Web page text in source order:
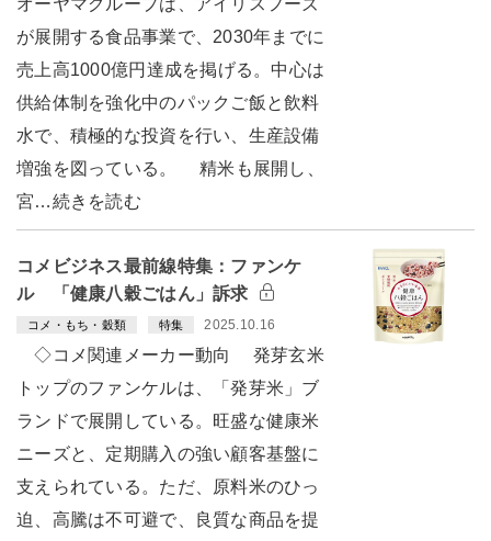
オーヤマグループは、アイリスフーズ
が展開する食品事業で、2030年までに
売上高1000億円達成を掲げる。中心は
供給体制を強化中のパックご飯と飲料
水で、積極的な投資を行い、生産設備
増強を図っている。 精米も展開し、
宮…続きを読む
コメビジネス最前線特集：ファンケ
ル 「健康八穀ごはん」訴求
コメ・もち・穀類 特集 2025.10.16
◇コメ関連メーカー動向 発芽玄米
トップのファンケルは、「発芽米」ブ
ランドで展開している。旺盛な健康米
ニーズと、定期購入の強い顧客基盤に
支えられている。ただ、原料米のひっ
迫、高騰は不可避で、良質な商品を提